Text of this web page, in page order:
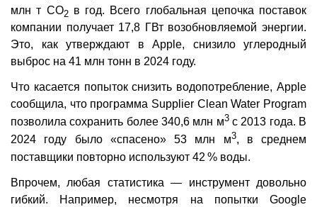
млн т CO2в год. Всего глобальная цепочка поставок
компании получает 17,8 ГВт возобновляемой энергии.
Это, как утверждают в Apple, снизило углеродный
выброс на 41 млн тонн в 2024 году.
Что касается попыток снизить водопотребление, Apple
сообщила, что программа Supplier Clean Water Program
позволила сохранить более 340,6 млн м3с 2013 года. В
2024 году было «спасено» 53 млн м3, в среднем
поставщики повторно используют 42 % воды.
Впрочем, любая статистика — инструмент довольно
гибкий. Например, несмотря на попытки Google